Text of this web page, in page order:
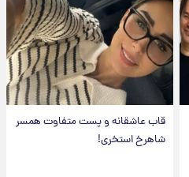
قاب عاشقانه و پست متفاوت همسر
شاهرخ استخری!